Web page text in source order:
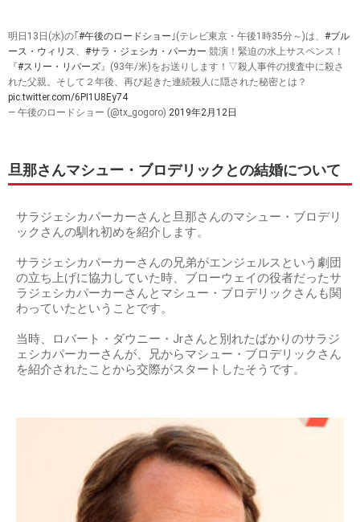
『イズント・シー・グレート』2000年
『アイ ラブ ヒットマン』2002年
『幸せのポートレート』2005年
『恋するレシピ 〜理想のオトコの作り方〜』2006年
『賢く生きる恋のレシピ』2008年
『セックス・アンド・ザ・シティ』制作・出演 2008年
『ケイト・レディが完璧な理由』2011年
『ニューイヤーズ・イヴ』2011年
『glee/グリー』34エピソード 2012年
明日13日(水)の｢#午後のロードショー ｣(テレビ東京・午後1時35分～)は、
#スリー・リバーズ 』(93年/米)をお送りします！▽殺人事件の捜査中に殺さ
れた父親。そして２年後、再び起きた連続殺人に隠された秘密とは？
pic.twitter.com/6PI1U8Ey74
— 午後のロードショー (@tx_gogoro)
旦那さんマシュー・ブロデリックとの結婚について
サラジェシカパーカーさんと旦那さんのマシュー・ブロデリ
ックさんの馴れ初めを紹介します。
サラジェシカパーカーさんの兄弟がエンジェルスという劇団
の立ち上げに協力していた時、ブローウェイの役者だったサ
ラジェシカパーカーさんとマシュー・ブロデリックさんも関
わっていたということです。